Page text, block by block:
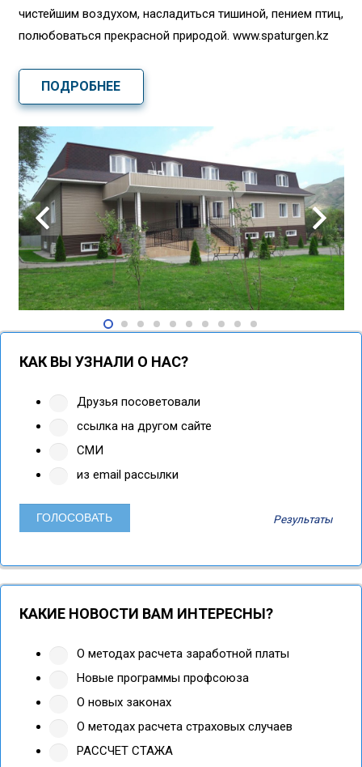
чистейшим воздухом, насладиться тишиной, пением птиц,
полюбоваться прекрасной природой. www.spaturgen.kz
ПОДРОБНЕЕ
КАК ВЫ УЗНАЛИ О НАС?
Друзья посоветовали
ссылка на другом сайте
СМИ
из email рассылки
Результаты
КАКИЕ НОВОСТИ ВАМ ИНТЕРЕСНЫ?
О методах расчета заработной платы
Новые программы профсоюза
О новых законах
О методах расчета страховых случаев
РАССЧЕТ СТАЖА